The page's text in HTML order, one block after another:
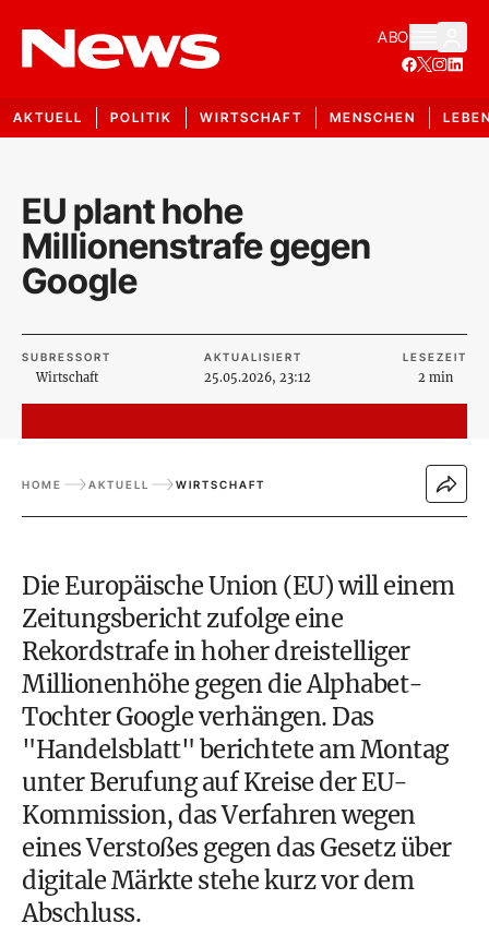
ABO
AKTUELL POLITIK WIRTSCHAFT MENSCHEN
EU plant hohe
Millionenstrafe gegen
Google
SUBRESSORT
Wirtschaft
AKTUALISIERT
25.05.2026, 23:12
LESEZEIT
2 min
HOME AKTUELL WIRTSCHAFT
Die Europäische Union (EU) will einem
Zeitungsbericht zufolge eine
Rekordstrafe in hoher dreistelliger
Millionenhöhe gegen die Alphabet-
Tochter Google verhängen. Das
"Handelsblatt" berichtete am Montag
unter Berufung auf Kreise der EU-
Kommission, das Verfahren wegen
eines Verstoßes gegen das Gesetz über
digitale Märkte stehe kurz vor dem
Abschluss.